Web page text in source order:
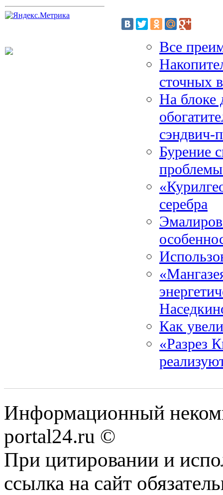
Все
сточных
На блоке
сэндвич-
Бурение
серебра
Как
«Разрез
Информационный
portal24.ru ©
При цитировании и
ссылка на сайт